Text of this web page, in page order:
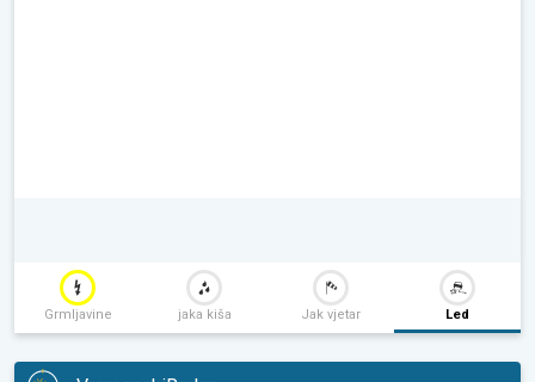
Grmljavine jaka kiša Jak vjetar Led